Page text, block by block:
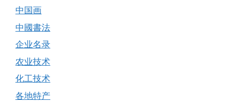
中国画
中國書法
企业名录
农业技术
化工技术
各地特产